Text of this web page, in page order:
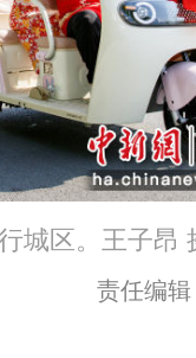
城区。王子昂
责任编